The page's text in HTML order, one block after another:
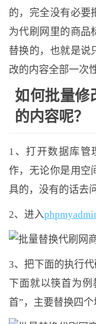
的，完全没有必要
为代刷网里的商品
替换的，也就是说
改的内容全部一次
如何批量修
的内容呢？
1、打开数据库管
作，无论你是用空
具的，没有的话去
2、进入
3、把下面的执行
下面就以筷首为
首”，主要替换四